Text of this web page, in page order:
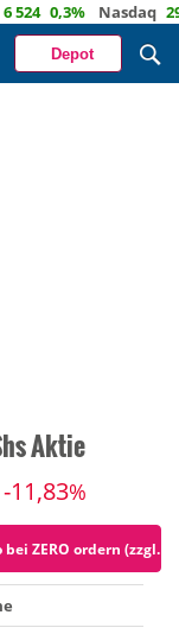
0,3% Nasdaq 29 722
Depot
Aktie
-11,83%
ZERO ordern (zzgl.